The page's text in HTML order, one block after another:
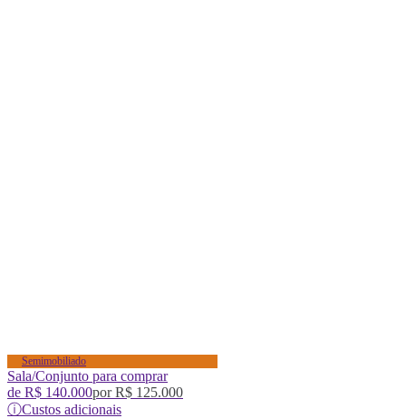
Semimobiliado
Sala/Conjunto para comprar
de R$ 140.000porR$ 125.000
ⓘCustos adicionais